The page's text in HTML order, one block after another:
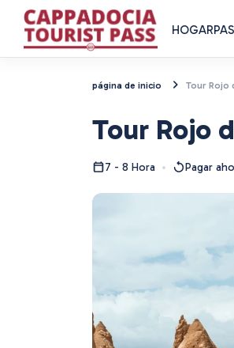
HOGAR
página de inicio Tour Rojo
Tour Rojo
7 - 8 Hora Pagar